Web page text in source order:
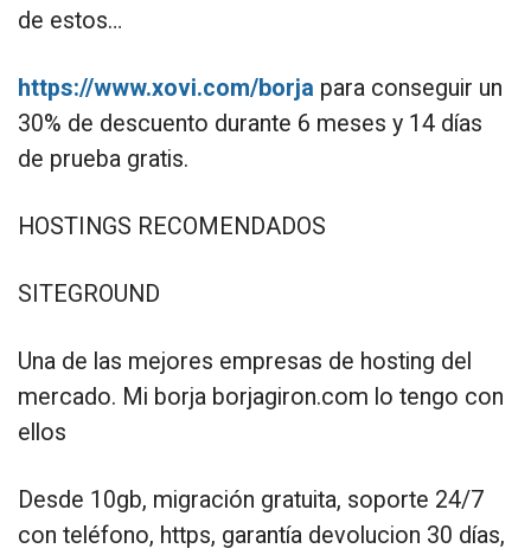
de estos…
https://www.xovi.com/borja para conseguir un
30% de descuento durante 6 meses y 14 días
de prueba gratis.
HOSTINGS RECOMENDADOS
SITEGROUND
Una de las mejores empresas de hosting del
mercado. Mi borja borjagiron.com lo tengo con
ellos
Desde 10gb, migración gratuita, soporte 24/7
con teléfono, https, garantía devolucion 30 días,